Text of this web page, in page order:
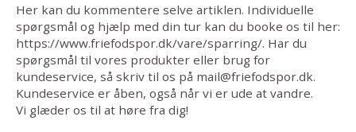
Her kan du kommentere selve artiklen. Individuelle
spørgsmål og hjælp med din tur kan du booke os til her:
https://www.friefodspor.dk/vare/sparring/. Har du
spørgsmål til vores produkter eller brug for
kundeservice, så skriv til os på mail@friefodspor.dk.
Kundeservice er åben, også når vi er ude at vandre.
Vi glæder os til at høre fra dig!